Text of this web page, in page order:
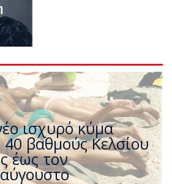
Τσίπρας… την ώρα
καίγεται